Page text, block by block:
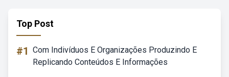
Top Post
#1 Com Indivíduos E Organizações Produzindo E
Replicando Conteúdos E Informações